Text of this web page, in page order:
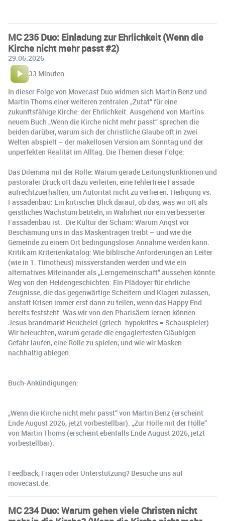
MC 235 Duo: Einladung zur Ehrlichkeit (Wenn die
Kirche nicht mehr passt #2)
29.06.2026
33 Minuten
In dieser Folge von Movecast Duo widmen sich Martin Benz und
Martin Thoms einer weiteren zentralen „Zutat“ für eine
zukunftsfähige Kirche: der Ehrlichkeit. Ausgehend von Martins
neuem Buch „Wenn die Kirche nicht mehr passt“ sprechen die
beiden darüber, warum sich der christliche Glaube oft in zwei
Welten abspielt – der makellosen Version am Sonntag und der
unperfekten Realität im Alltag. Die Themen dieser Folge:
Das Dilemma mit der Rolle: Warum gerade Leitungsfunktionen und
pastoraler Druck oft dazu verleiten, eine fehlerfreie Fassade
aufrechtzuerhalten, um Autorität nicht zu verlieren. Heiligung vs.
Fassadenbau: Ein kritischer Blick darauf, ob das, was wir oft als
geistliches Wachstum betiteln, in Wahrheit nur ein verbesserter
Fassadenbau ist. Die Kultur der Scham: Warum Angst vor
Beschämung uns in das Maskentragen treibt – und wie die
Gemeinde zu einem Ort bedingungsloser Annahme werden kann.
Kritik am Kriterienkatalog: Wie biblische Anforderungen an Leiter
(wie in 1. Timotheus) missverstanden werden und wie ein
alternatives Miteinander als „Lerngemeinschaft“ aussehen könnte.
Weg von den Heldengeschichten: Ein Plädoyer für ehrliche
Zeugnisse, die das gegenwärtige Scheitern und Klagen zulassen,
anstatt Krisen immer erst dann zu teilen, wenn das Happy End
bereits feststeht. Was wir von den Pharisäern lernen können:
Jesus brandmarkt Heuchelei (griech. hypokrites = Schauspieler).
Wir beleuchten, warum gerade die engagiertesten Gläubigen
Gefahr laufen, eine Rolle zu spielen, und wie wir Masken
nachhaltig ablegen.
Buch-Ankündigungen:
„Wenn die Kirche nicht mehr passt“ von Martin Benz (erscheint
Ende August 2026, jetzt vorbestellbar). „Zur Hölle mit der Hölle“
von Martin Thoms (erscheint ebenfalls Ende August 2026, jetzt
vorbestellbar).
Feedback, Fragen oder Unterstützung? Besuche uns auf
movecast.de.
MC 234 Duo: Warum gehen viele Christen nicht